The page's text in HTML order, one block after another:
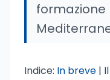
formazione
Indice: In breve |